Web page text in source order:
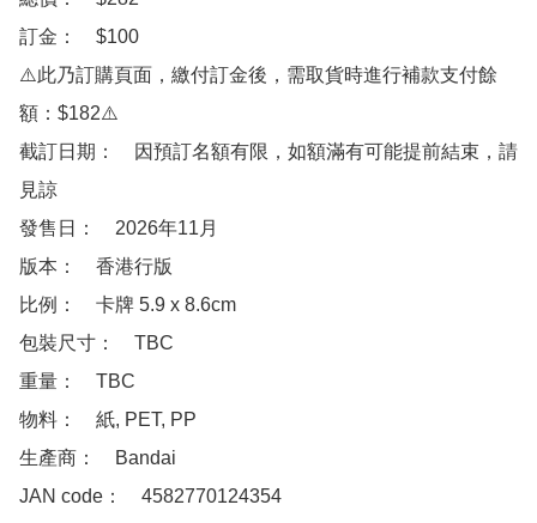
訂金：　$100
⚠️此乃訂購頁面，繳付訂金後，需取貨時進行補款支付餘
額：$182⚠️
截訂日期：　因預訂名額有限，如額滿有可能提前結束，請
見諒
發售日：　2026年11月
版本：　香港行版
比例：　卡牌 5.9 x 8.6cm
包裝尺寸：　TBC
重量：　TBC
物料：　紙, PET, PP
生產商：　Bandai
JAN code：　4582770124354